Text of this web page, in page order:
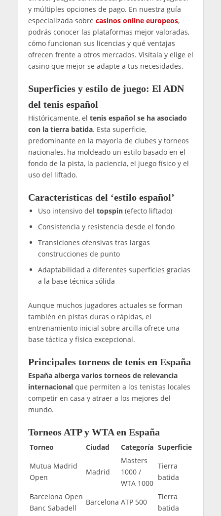
y múltiples opciones de pago. En nuestra guía
especializada sobre casinos online europeos,
podrás conocer las plataformas mejor valoradas,
cómo funcionan sus licencias y qué ventajas
ofrecen frente a otros mercados. Visítala y elige el
casino que mejor se adapte a tus necesidades.
Superficies y estilo de juego: El ADN
del tenis español
Históricamente, el tenis español se ha asociado
con la tierra batida. Esta superficie,
predominante en la mayoría de clubes y torneos
nacionales, ha moldeado un estilo basado en el
fondo de la pista, la paciencia, el juego físico y el
uso del liftado.
Características del ‘estilo español’
Uso intensivo del topspin(efecto liftado)
Consistencia y resistencia desde el fondo
Transiciones ofensivas tras largas
construcciones de punto
Adaptabilidad a diferentes superficies gracias
a la base técnica sólida
Aunque muchos jugadores actuales se forman
también en pistas duras o rápidas, el
entrenamiento inicial sobre arcilla ofrece una
base táctica y física excepcional.
Principales torneos de tenis en España
España alberga varios torneos de relevancia
internacionalque permiten a los tenistas locales
competir en casa y atraer a los mejores del
mundo.
Torneos ATP y WTA en España
Torneo Ciudad Categoría Superficie
Mutua Madrid
Open
Madrid
Masters
1000 /
WTA 1000
Tierra
batida
Barcelona Open
Banc Sabadell
Barcelona ATP 500
Tierra
batida